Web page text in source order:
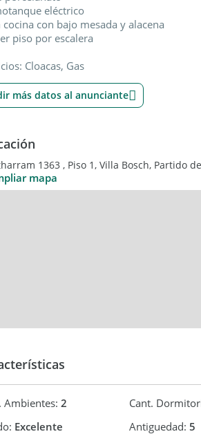
eléctrico
cocina con bajo mesada y alacena
piso por escalera
Cloacas, Gas
más datos al anunciante
1363 , Piso 1, Villa Bosch, Partido
mapa
Ambientes: 2 Cant.
Excelente Antiguedad: 5